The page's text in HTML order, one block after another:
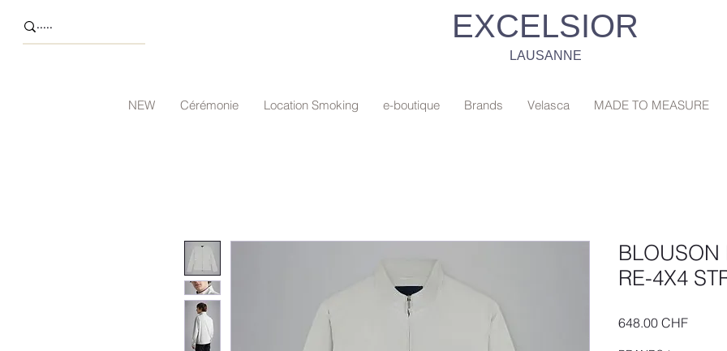
EXCELSIOR
LAUSANNE
NEW Cérémonie Location Smoking e-boutique Brands Velasca MADE TO MEASURE
RE-4X4
648.00 CHFPrix